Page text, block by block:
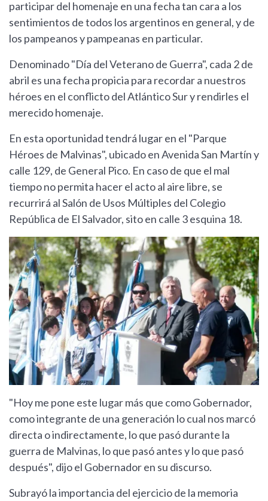
participar del homenaje en una fecha tan cara a los
sentimientos de todos los argentinos en general, y de
los pampeanos y pampeanas en particular.
Denominado "Día del Veterano de Guerra", cada 2 de
abril es una fecha propicia para recordar a nuestros
héroes en el conflicto del Atlántico Sur y rendirles el
merecido homenaje.
En esta oportunidad tendrá lugar en el "Parque
Héroes de Malvinas", ubicado en Avenida San Martín y
calle 129, de General Pico. En caso de que el mal
tiempo no permita hacer el acto al aire libre, se
recurrirá al Salón de Usos Múltiples del Colegio
República de El Salvador, sito en calle 3 esquina 18.
"Hoy me pone este lugar más que como Gobernador,
como integrante de una generación lo cual nos marcó
directa o indirectamente, lo que pasó durante la
guerra de Malvinas, lo que pasó antes y lo que pasó
después", dijo el Gobernador en su discurso.
Subrayó la importancia del ejercicio de la memoria